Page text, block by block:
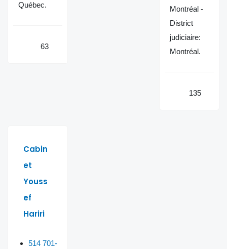
Québec.
63
Montréal -
District
judiciaire:
Montréal.
135
Cabin
et
Youss
ef
Hariri
514 701-